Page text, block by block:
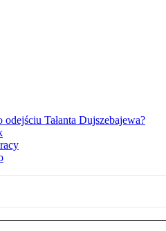
Tałanta Dujszebajewa?